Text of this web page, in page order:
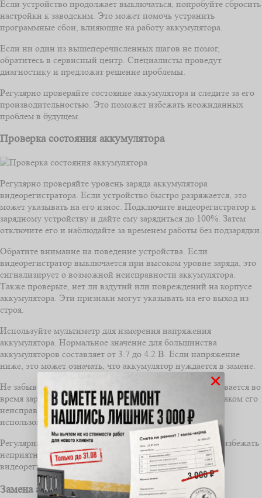
Если устройство продолжает выключаться, попробуйте сбросить
настройки к заводским. Это может помочь устранить
программные сбои, влияющие на работу аккумулятора.
Если ни один из вышеперечисленных шагов не помог,
обратитесь в сервисный центр. Специалисты проведут
диагностику и предложат решение проблемы.
Регулярно проверяйте состояние аккумулятора и следите за его
производительностью. Это поможет избежать неожиданных
проблем в будущем.
Проверка состояния аккумулятора
Регулярно проверяйте уровень заряда аккумулятора
видеорегистратора. Если устройство быстро разряжается, это
может указывать на его износ. Подключите видеорегистратор к
зарядному устройству и дайте ему зарядиться до 100%. Затем
отключите его и наблюдайте за временем работы без подзарядки.
Обратите внимание на поведение устройства. Если
видеорегистратор выключается при высоком уровне заряда, это
сигнализирует о возможной неисправности аккумулятора.
Также проверьте, нет ли вздутий или повреждений на корпусе
аккумулятора. Эти признаки могут указывать на его выход из
строя.
Используйте мультиметр для измерения напряжения
аккумулятора. Нормальное значение для большинства
аккумуляторов составляет от 3.7 до 4.2 В. Если напряжение
ниже, это может означать, что аккумулятор нуждается в замене.
Не забывайте о температуре. Если аккумулятор перегревается во
время зарядки или работы, это также может быть признаком его
неисправности. В таких случаях лучше прекратить
использование устройства и обратиться к специалисту.
Регулярная проверка состояния аккумулятора поможет избежать
неприятных ситуаций и продлить срок службы вашего
видеорегистратора.
Замена аккумулятора: когда и как
×